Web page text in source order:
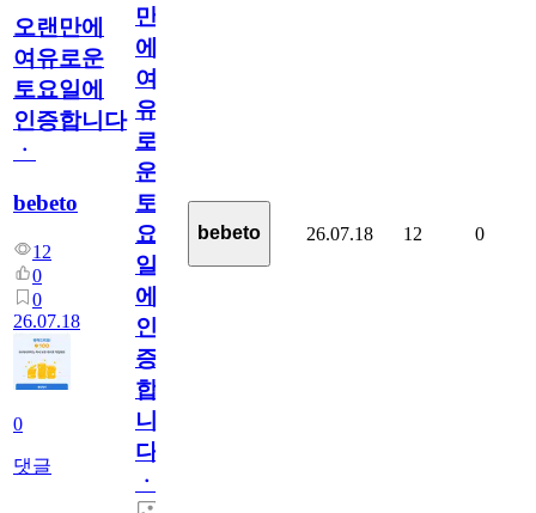
오랜만에
여유로운
토요일에
인증합니다
ㆍ
bebeto
12
0
0
26.07.18
0
댓글
만
에
여
유
로
운
토
요
일
에
인
증
합
니
다
ㆍ
bebeto 26.07.18 12 0